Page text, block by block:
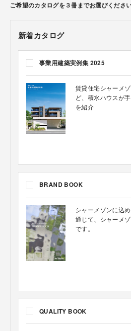
ご希望のカタログを３冊までお選びください
新着カタログ
事業用建築実例集 2025
賃貸住宅シャーメ
ど、積水ハウスが
を紹介
BRAND BOOK
シャーメゾンに込
通じて、シャーメ
です。
QUALITY BOOK